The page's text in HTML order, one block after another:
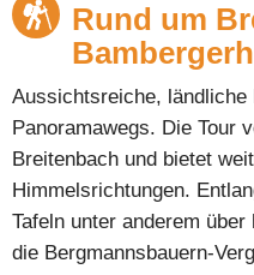
Rund um
Aussichtsreiche, ländliche
Panoramawegs. Die Tour
Breitenbach und bietet
Himmelsrichtungen.
Tafeln unter anderem
die Bergmannsbauern-